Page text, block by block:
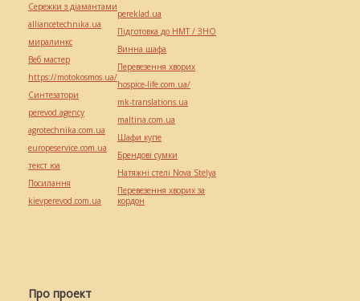
Про проект
Сережки з діамантами
alliancetechnika.ua
миралинкс
Веб мастер
https://motokosmos.ua/
Синтезатори
perevod.agency
agrotechnika.com.ua
europeservice.com.ua
текст юа
Посилання
kievperevod.com.ua
pereklad.ua
Підготовка до НМТ / ЗНО
Винна шафа
Перевезення хворих
hospice-life.com.ua/
mk-translations.ua
maltina.com.ua
Шафи купе
Брендові сумки
Натяжні стелі Nova Stelya
Перевезення хворих за
кордон